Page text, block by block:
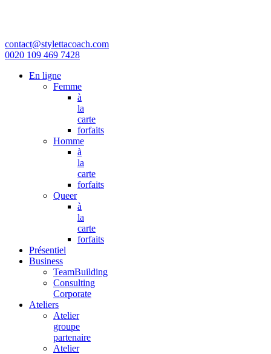
contact@stylettacoach.com
0020 109 469 7428
En ligne
Femme
à
la
carte
forfaits
Homme
à
la
carte
forfaits
Queer
à
la
carte
forfaits
Présentiel
Business
TeamBuilding
Consulting
Corporate
Ateliers
Atelier
groupe
partenaire
Atelier